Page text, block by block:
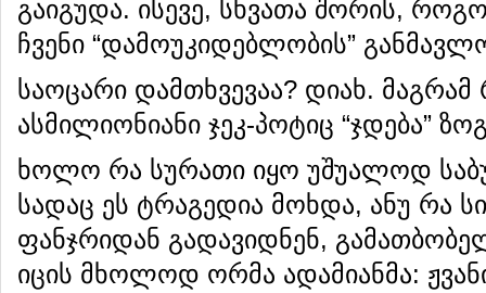
გაიგუდა. ისევე, სხვათა შორის,
ჩვენი “დამოუკიდებლობის”
საოცარი დამთხვევაა? დიახ.
ასმილიონიანი ჯეკ-პოტიც “ჯდება”
ხოლო რა სურათი იყო უშუალოდ
სადაც ეს ტრაგედია მოხდა, ანუ რა
ფანჯრიდან გადავიდნენ,
იცის მხოლოდ ორმა ადამიანმა: